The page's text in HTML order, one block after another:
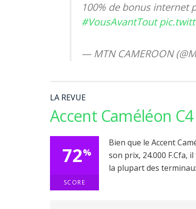
100% de bonus internet
#VousAvantTout
— MTN CAMEROON
LA REVUE
Accent Caméléon C4
72%
SCORE
Bien que le Accent
son prix, 24.000 F.Cfa,
la plupart des